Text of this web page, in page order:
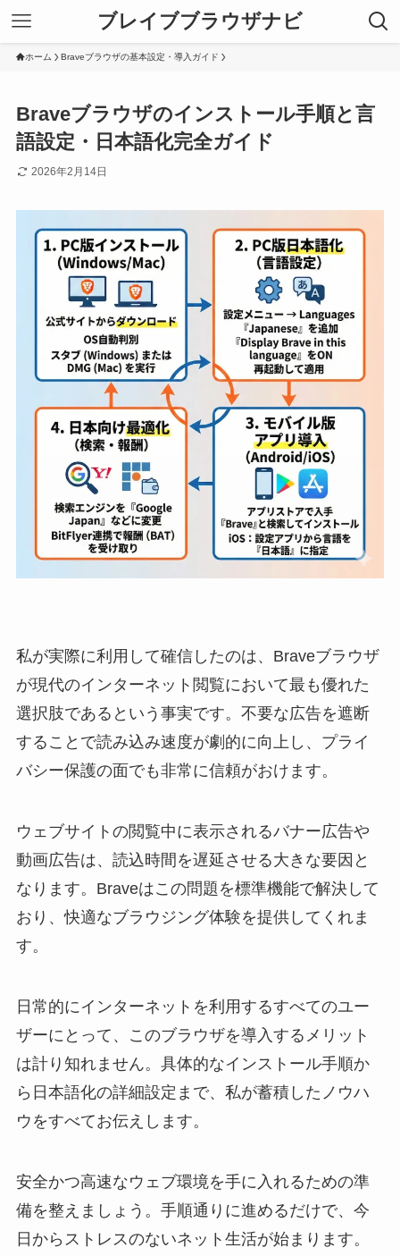
ブレイブブラウザナビ
ホーム Braveブラウザの基本設定・導入ガイド
Braveブラウザのインストール手順と言
語設定・日本語化完全ガイド
2026年2月14日
私が実際に利用して確信したのは、Braveブラウザ
が現代のインターネット閲覧において最も優れた
選択肢であるという事実です。不要な広告を遮断
することで読み込み速度が劇的に向上し、プライ
バシー保護の面でも非常に信頼がおけます。
ウェブサイトの閲覧中に表示されるバナー広告や
動画広告は、読込時間を遅延させる大きな要因と
なります。Braveはこの問題を標準機能で解決して
おり、快適なブラウジング体験を提供してくれま
す。
日常的にインターネットを利用するすべてのユー
ザーにとって、このブラウザを導入するメリット
は計り知れません。具体的なインストール手順か
ら日本語化の詳細設定まで、私が蓄積したノウハ
ウをすべてお伝えします。
安全かつ高速なウェブ環境を手に入れるための準
備を整えましょう。手順通りに進めるだけで、今
日からストレスのないネット生活が始まります。